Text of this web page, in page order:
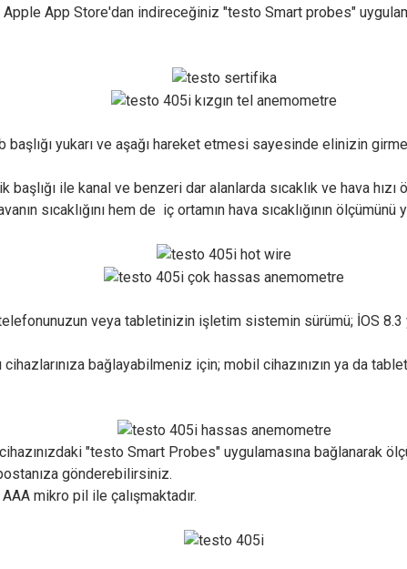
Apple App Store'dan indireceğiniz "testo Smart probes"
başlığı yukarı ve aşağı hareket etmesi sayesinde elinizin
başlığı ile kanal ve benzeri dar alanlarda sıcaklık ve hava
sıcaklığını hem de iç ortamın hava sıcaklığının ölçümünü
veya tabletinizin işletim sistemin sürümü; İOS
bağlayabilmeniz için; mobil cihazınızın ya da
"testo Smart Probes" uygulamasına bağlanarak
gönderebilirsiniz.
mikro pil ile çalışmaktadır.